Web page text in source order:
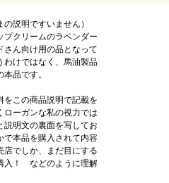
説明ですいません）
プクリームのラベンダー
さん向け用の品となって
わけではなく、馬油製品
品です。
をこの商品説明で記載を
ローガンな私の視力では
説明文の裏面を写してお
本品を購入されて内容
店でしか、まだ目にする
入！ などのように理解